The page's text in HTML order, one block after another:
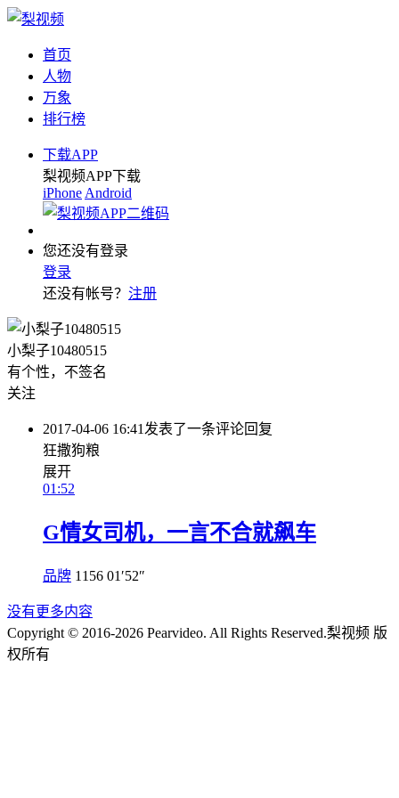
首页
人物
万象
排行榜
下载APP
梨视频APP下载
iPhone Android
您还没有登录
登录
还没有帐号？ 注册
小梨子10480515
有个性，不签名
关注
2017-04-06 16:41 发表了一条评论回复
狂撒狗粮
展开
01:52
G情女司机，一言不合就飙车
品牌 1156 01′52″
没有更多内容
Copyright © 2016-2026 Pearvideo. All Rights Reserved.梨视频 版
权所有